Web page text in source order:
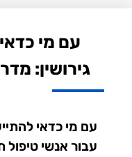
עם מי
גירושין:
עם מי כדאי
עבור אנשי טיפול